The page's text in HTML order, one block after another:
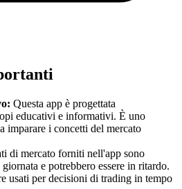
Questa app è progettata
educativi e informativi. È uno
imparare i concetti del mercato
di mercato forniti nell'app sono
e potrebbero essere in ritardo.
usati per decisioni di trading in tempo